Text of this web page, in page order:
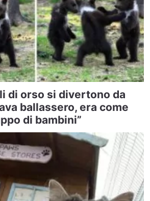
di orso si divertono da
ballassero, era come
di bambini”